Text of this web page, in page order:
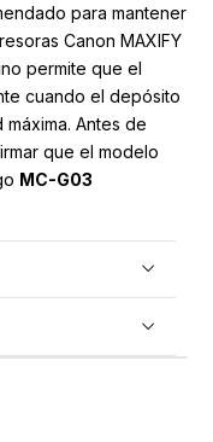
para mantener
Canon MAXIFY
permite que el
cuando el depósito
Antes de
que el modelo
MC-G03